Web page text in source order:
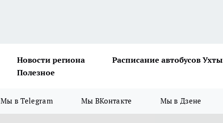
Новости региона Расписание автобусов Ухты
Полезное
Мы в Telegram Мы ВКонтакте Мы в Дзене